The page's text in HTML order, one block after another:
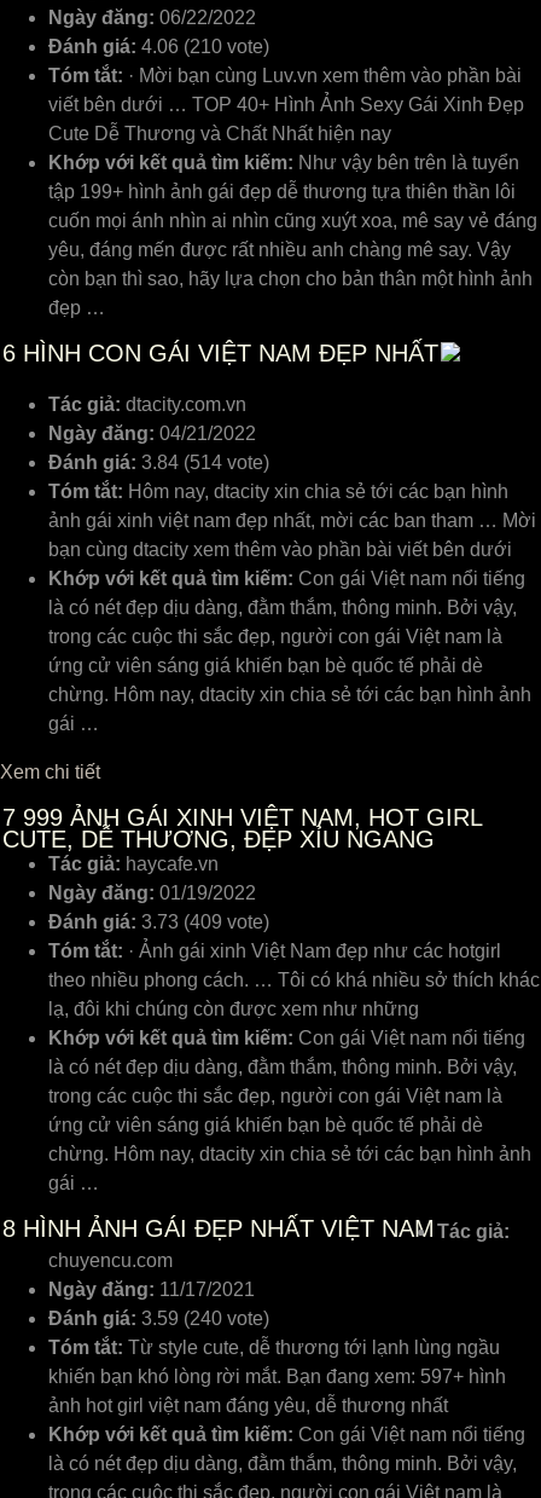
Ngày đăng: 06/22/2022
Đánh giá: 4.06 (210 vote)
Tóm tắt: · Mời bạn cùng Luv.vn xem thêm vào phần bài
viết bên dưới … TOP 40+ Hình Ảnh Sexy Gái Xinh Đẹp
Cute Dễ Thương và Chất Nhất hiện nay
Khớp với kết quả tìm kiếm: Như vậy bên trên là tuyển
tập 199+ hình ảnh gái đẹp dễ thương tựa thiên thần lôi
cuốn mọi ánh nhìn ai nhìn cũng xuýt xoa, mê say vẻ đáng
yêu, đáng mến được rất nhiều anh chàng mê say. Vậy
còn bạn thì sao, hãy lựa chọn cho bản thân một hình ảnh
đẹp …
6 HÌNH CON GÁI VIỆT NAM ĐẸP NHẤT
Tác giả: dtacity.com.vn
Ngày đăng: 04/21/2022
Đánh giá: 3.84 (514 vote)
Tóm tắt: Hôm nay, dtacity xin chia sẻ tới các bạn hình
ảnh gái xinh việt nam đẹp nhất, mời các ban tham … Mời
bạn cùng dtacity xem thêm vào phần bài viết bên dưới
Khớp với kết quả tìm kiếm: Con gái Việt nam nổi tiếng
là có nét đẹp dịu dàng, đằm thắm, thông minh. Bởi vậy,
trong các cuộc thi sắc đẹp, người con gái Việt nam là
ứng cử viên sáng giá khiến bạn bè quốc tế phải dè
chừng. Hôm nay, dtacity xin chia sẻ tới các bạn hình ảnh
gái …
Xem chi tiết
7 999 ẢNH GÁI XINH VIỆT NAM, HOT GIRL
CUTE, DỄ THƯƠNG, ĐẸP XỈU NGANG
Tác giả: haycafe.vn
Ngày đăng: 01/19/2022
Đánh giá: 3.73 (409 vote)
Tóm tắt: · Ảnh gái xinh Việt Nam đẹp như các hotgirl
theo nhiều phong cách. … Tôi có khá nhiều sở thích khác
lạ, đôi khi chúng còn được xem như những
Khớp với kết quả tìm kiếm: Con gái Việt nam nổi tiếng
là có nét đẹp dịu dàng, đằm thắm, thông minh. Bởi vậy,
trong các cuộc thi sắc đẹp, người con gái Việt nam là
ứng cử viên sáng giá khiến bạn bè quốc tế phải dè
chừng. Hôm nay, dtacity xin chia sẻ tới các bạn hình ảnh
gái …
8 HÌNH ẢNH GÁI ĐẸP NHẤT VIỆT NAM Tác giả:
chuyencu.com
Ngày đăng: 11/17/2021
Đánh giá: 3.59 (240 vote)
Tóm tắt: Từ style cute, dễ thương tới lạnh lùng ngầu
khiến bạn khó lòng rời mắt. Bạn đang xem: 597+ hình
ảnh hot girl việt nam đáng yêu, dễ thương nhất
Khớp với kết quả tìm kiếm: Con gái Việt nam nổi tiếng
là có nét đẹp dịu dàng, đằm thắm, thông minh. Bởi vậy,
trong các cuộc thi sắc đẹp, người con gái Việt nam là